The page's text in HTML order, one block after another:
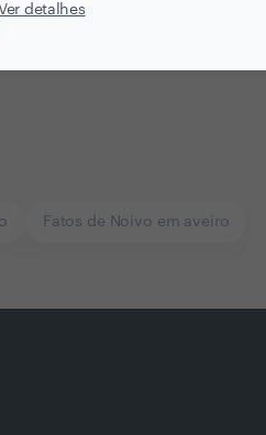
detalhes
Fatos de Noivo em aveiro